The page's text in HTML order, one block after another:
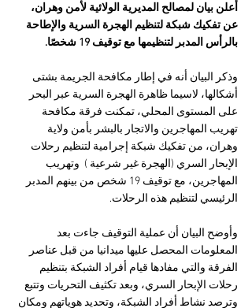
أعلن بيان لمصالح المديرية الولائية لأمن وهران،
عن تفكيك شبكة لتنظيم الهجرة السرية والإطاحة
بالرأس المدبر لتنظيمها مع توقيف 19 شخصًا.
وذكر البيان أنه في إطار مكافحة الجريمة بشتى
أشكالها، لاسيما ظاهرة الهجرة السرية عبر البحر
على المستوى المحلي، تمكنت فرقة مكافحة
تهريب المهاجرين والاتجار بالبشر بأمن ولاية
وهران، من تفكيك شبكة إجرامية لتنظيم رحلات
الإبحار السري (الهجرة غير شرعية )  وتهريب
المهاجرين، مع توقيف 19 شخص من بينهم المدبر
الرئيسي لتنظيم هذه الرحلات.
وأوضح البيان أن عملية التوقيف جاءت بعد
المعلومات المحصل عليها ميدانيا من قبل عناصر
الفرقة والتي مفادها قيام أفراد الشبكة بتنظيم
رحلات الإبحار السري، وبعد تكثيف التحريات وتتبع
وترصد نشاط أفراد الشبكة، وتحديد هوياتهم ومكان